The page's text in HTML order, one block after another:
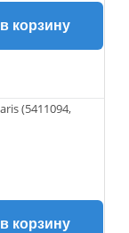
корзину
(5411094,
корзину